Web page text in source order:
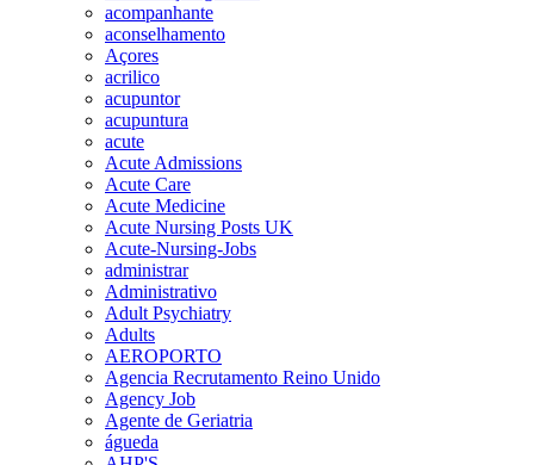
acompanhante
aconselhamento
Açores
acrilico
acupuntor
acupuntura
acute
Acute Admissions
Acute Care
Acute Medicine
Acute Nursing Posts UK
Acute-Nursing-Jobs
administrar
Administrativo
Adult Psychiatry
Adults
AEROPORTO
Agencia Recrutamento Reino Unido
Agency Job
Agente de Geriatria
águeda